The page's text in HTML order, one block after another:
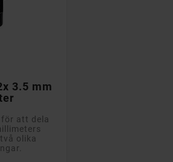
3.5 mm
att dela
olika